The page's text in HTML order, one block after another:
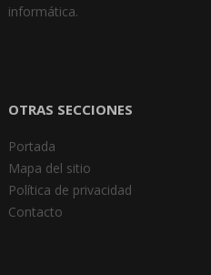
informática.
OTRAS SECCIONES
Portada
Mapa del sitio
Política de privacidad
Contacto